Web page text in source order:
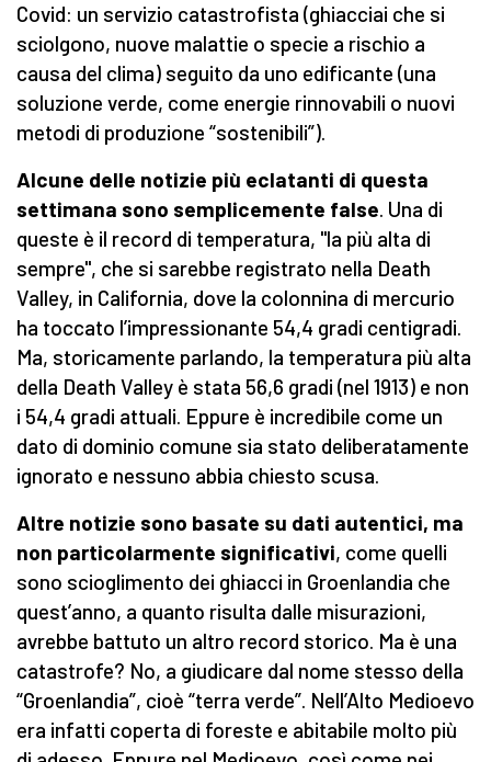
Covid: un servizio catastrofista (ghiacciai che si
sciolgono, nuove malattie o specie a rischio a
causa del clima) seguito da uno edificante (una
soluzione verde, come energie rinnovabili o nuovi
metodi di produzione “sostenibili”).
Alcune delle notizie più eclatanti di questa
settimana sono semplicemente false. Una di
queste è il record di temperatura, "la più alta di
sempre", che si sarebbe registrato nella Death
Valley, in California, dove la colonnina di mercurio
ha toccato l’impressionante 54,4 gradi centigradi.
Ma, storicamente parlando, la temperatura più alta
della Death Valley è stata 56,6 gradi (nel 1913) e non
i 54,4 gradi attuali. Eppure è incredibile come un
dato di dominio comune sia stato deliberatamente
ignorato e nessuno abbia chiesto scusa.
Altre notizie sono basate su dati autentici, ma
non particolarmente significativi, come quelli
sono scioglimento dei ghiacci in Groenlandia che
quest’anno, a quanto risulta dalle misurazioni,
avrebbe battuto un altro record storico. Ma è una
catastrofe? No, a giudicare dal nome stesso della
“Groenlandia”, cioè “terra verde”. Nell’Alto Medioevo
era infatti coperta di foreste e abitabile molto più